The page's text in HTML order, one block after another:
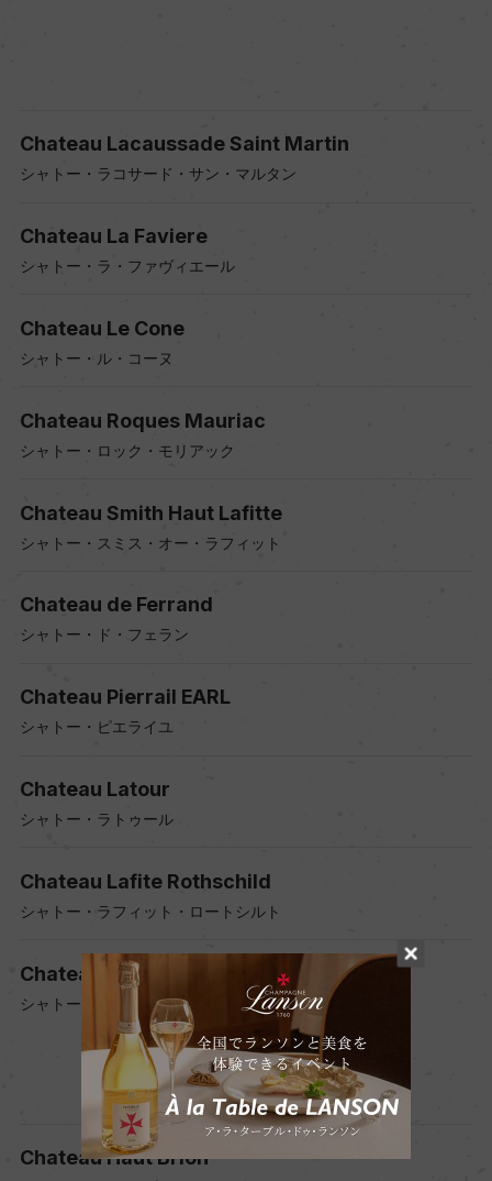
Chateau Lacaussade Saint Martin
シャトー・ラコサード・サン・マルタン
Chateau La Faviere
シャトー・ラ・ファヴィエール
Chateau Le Cone
シャトー・ル・コーヌ
Chateau Roques Mauriac
シャトー・ロック・モリアック
Chateau Smith Haut Lafitte
シャトー・スミス・オー・ラフィット
Chateau de Ferrand
シャトー・ド・フェラン
Chateau Pierrail EARL
シャトー・ピエライユ
Chateau Latour
シャトー・ラトゥール
Chateau Lafite Rothschild
シャトー・ラフィット・ロートシルト
Chateau Margaux
シャトー・マルゴー
Chateau Haut Brion